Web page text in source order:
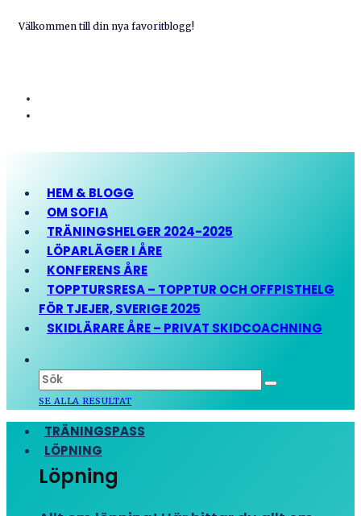
Välkommen till din nya favoritblogg!
HEM & BLOGG
OM SOFIA
TRÄNINGSHELGER 2024-2025
LÖPARLÄGER I ÅRE
KONFERENS ÅRE
TOPPTURSRESA – TOPPTUR OCH OFFPISTHELG
FÖR TJEJER, SVERIGE 2025
SKIDLÄRARE ÅRE – PRIVAT SKIDCOACHNING
SE ALLA RESULTAT
TRÄNINGSPASS
LÖPNING
Löpning